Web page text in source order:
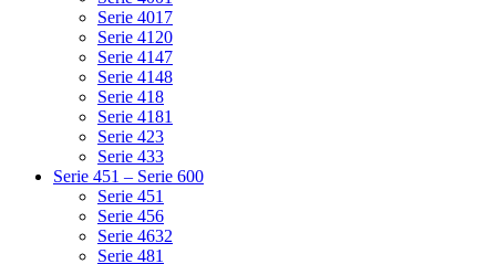
Serie 4017
Serie 4120
Serie 4147
Serie 4148
Serie 418
Serie 4181
Serie 423
Serie 433
Serie 451 – Serie 600
Serie 451
Serie 456
Serie 4632
Serie 481